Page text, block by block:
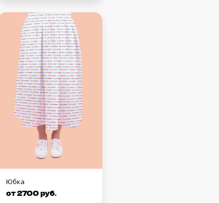
Юбка
от 2700 руб.